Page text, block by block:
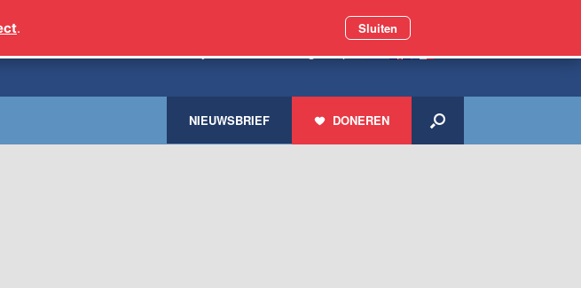
DONEREN
NIEUWSBRIEF
. Sluiten